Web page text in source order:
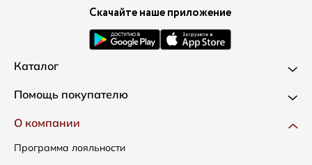
Скачайте наше приложение
Каталог
Новинки
Одежда
Сумки
Помощь покупателю
Доставка и оплата
Как оформить заказ
О компании
Программа лояльности